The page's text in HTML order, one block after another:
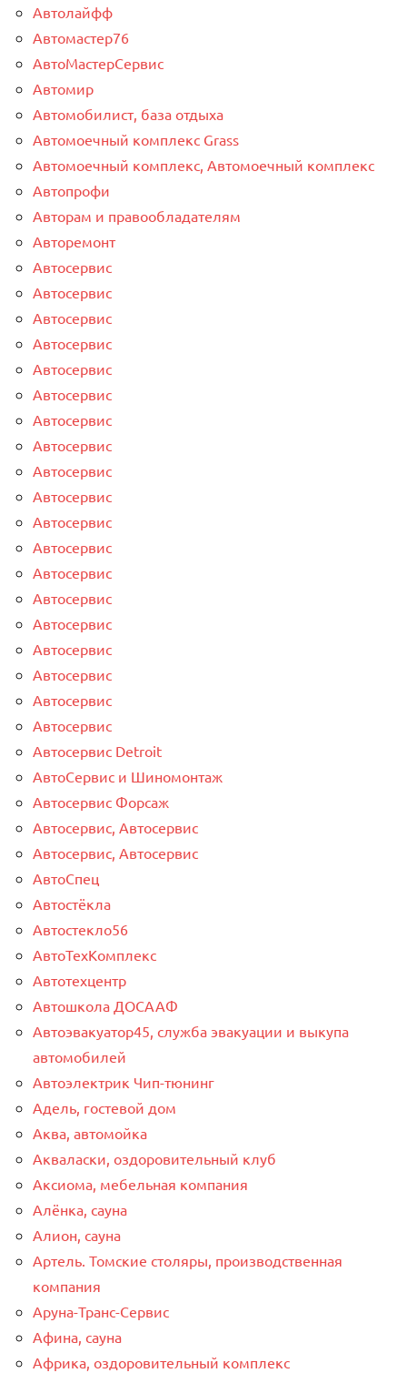
Автолайфф
Автомастер76
АвтоМастерСервис
Автомир
Автомобилист, база отдыха
Автомоечный комплекс Grass
Автомоечный комплекс, Автомоечный комплекс
Автопрофи
Авторам и правообладателям
Авторемонт
Автосервис
Автосервис
Автосервис
Автосервис
Автосервис
Автосервис
Автосервис
Автосервис
Автосервис
Автосервис
Автосервис
Автосервис
Автосервис
Автосервис
Автосервис
Автосервис
Автосервис
Автосервис
Автосервис
Автосервис Detroit
АвтоСервис и Шиномонтаж
Автосервис Форсаж
Автосервис, Автосервис
Автосервис, Автосервис
АвтоСпец
Автостёкла
Автостекло56
АвтоТехКомплекс
Автотехцентр
Автошкола ДОСААФ
Автоэвакуатор45, служба эвакуации и выкупа
автомобилей
Автоэлектрик Чип-тюнинг
Адель, гостевой дом
Аква, автомойка
Акваласки, оздоровительный клуб
Аксиома, мебельная компания
Алёнка, сауна
Алион, сауна
Артель. Томские столяры, производственная
компания
Аруна-Транс-Сервис
Афина, сауна
Африка, оздоровительный комплекс